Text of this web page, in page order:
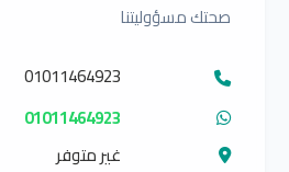
صحتك مسؤوليتنا
01011464923
01011464923
غير متوفر